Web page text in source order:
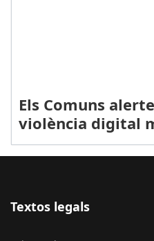
Els Comuns
violència digital
Textos legals